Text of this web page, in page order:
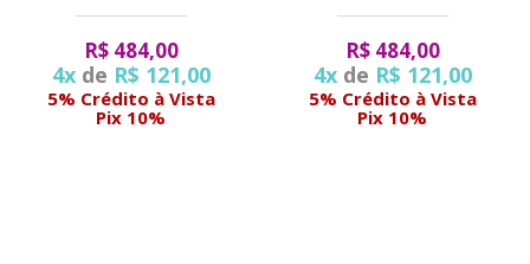
R$ 484,00
4xde R$ 121,00
5% Crédito à Vista
Pix 10%
R$ 484,00
4xde R$ 121,00
5% Crédito à Vista
Pix 10%